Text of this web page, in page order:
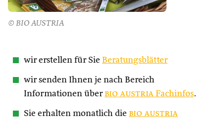
© BIO AUSTRIA
wir erstellen für Sie Beratungsblätter
wir senden Ihnen je nach Bereich
Informationen über bio austria Fachinfos.
Sie erhalten monatlich die bio austria